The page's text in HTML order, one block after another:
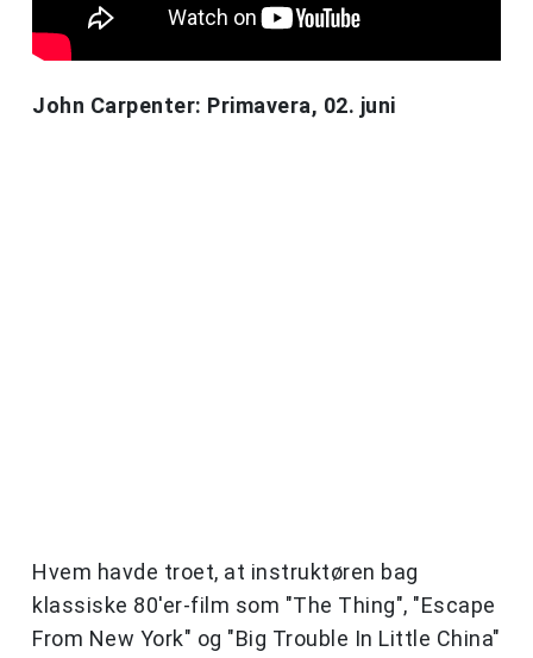
John Carpenter: Primavera, 02. juni
Hvem havde troet, at instruktøren bag
klassiske 80'er-film som "The Thing", "Escape
From New York" og "Big Trouble In Little China"